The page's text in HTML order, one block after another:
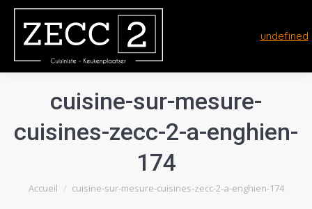
undefined
cuisine-sur-mesure-
cuisines-zecc-2-a-enghien-
174
Vous êtes ici :
Accueil cuisine-sur-mesure-cuisines-zecc-2-a-enghien-174